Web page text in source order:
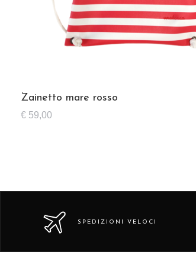
Zainetto mare rosso
€ 59,00
SPEDIZIONI VELOCI